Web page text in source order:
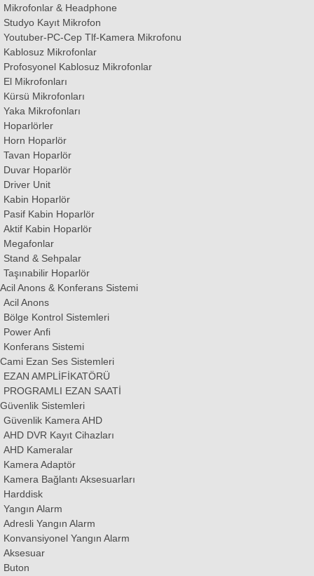
Mikrofonlar & Headphone
Studyo Kayıt Mikrofon
Youtuber-PC-Cep Tlf-Kamera Mikrofonu
Kablosuz Mikrofonlar
Profosyonel Kablosuz Mikrofonlar
El Mikrofonları
Kürsü Mikrofonları
Yaka Mikrofonları
Hoparlörler
Horn Hoparlör
Tavan Hoparlör
Duvar Hoparlör
Driver Unit
Kabin Hoparlör
Pasif Kabin Hoparlör
Aktif Kabin Hoparlör
Megafonlar
Stand & Sehpalar
Taşınabilir Hoparlör
Acil Anons & Konferans Sistemi
Acil Anons
Bölge Kontrol Sistemleri
Power Anfi
Konferans Sistemi
Cami Ezan Ses Sistemleri
EZAN AMPLİFİKATÖRÜ
PROGRAMLI EZAN SAATİ
Güvenlik Sistemleri
Güvenlik Kamera AHD
AHD DVR Kayıt Cihazları
AHD Kameralar
Kamera Adaptör
Kamera Bağlantı Aksesuarları
Harddisk
Yangın Alarm
Adresli Yangın Alarm
Konvansiyonel Yangın Alarm
Aksesuar
Buton